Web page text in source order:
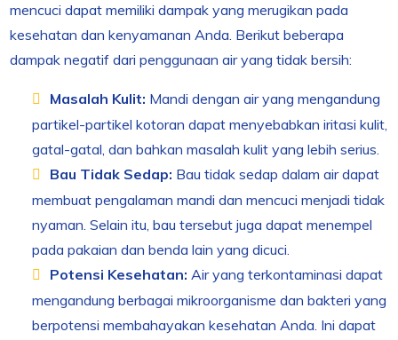
mencuci dapat memiliki dampak yang merugikan pada
kesehatan dan kenyamanan Anda. Berikut beberapa
dampak negatif dari penggunaan air yang tidak bersih:
Masalah Kulit: Mandi dengan air yang mengandung
partikel-partikel kotoran dapat menyebabkan iritasi kulit,
gatal-gatal, dan bahkan masalah kulit yang lebih serius.
Bau Tidak Sedap: Bau tidak sedap dalam air dapat
membuat pengalaman mandi dan mencuci menjadi tidak
nyaman. Selain itu, bau tersebut juga dapat menempel
pada pakaian dan benda lain yang dicuci.
Potensi Kesehatan: Air yang terkontaminasi dapat
mengandung berbagai mikroorganisme dan bakteri yang
berpotensi membahayakan kesehatan Anda. Ini dapat